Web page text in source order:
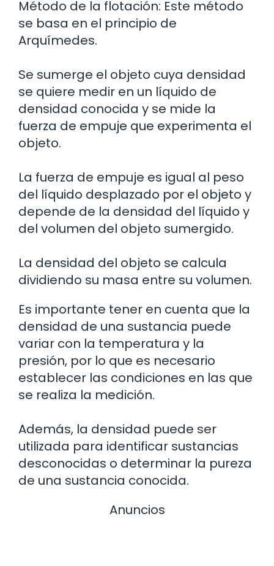
Método de la flotación: Este método
se basa en el principio de
Arquímedes.
Se sumerge el objeto cuya densidad
se quiere medir en un líquido de
densidad conocida y se mide la
fuerza de empuje que experimenta el
objeto.
La fuerza de empuje es igual al peso
del líquido desplazado por el objeto y
depende de la densidad del líquido y
del volumen del objeto sumergido.
La densidad del objeto se calcula
dividiendo su masa entre su volumen.
Es importante tener en cuenta que la
densidad de una sustancia puede
variar con la temperatura y la
presión, por lo que es necesario
establecer las condiciones en las que
se realiza la medición.
Además, la densidad puede ser
utilizada para identificar sustancias
desconocidas o determinar la pureza
de una sustancia conocida.
Anuncios